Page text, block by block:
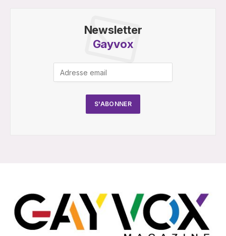
Newsletter
Gayvox